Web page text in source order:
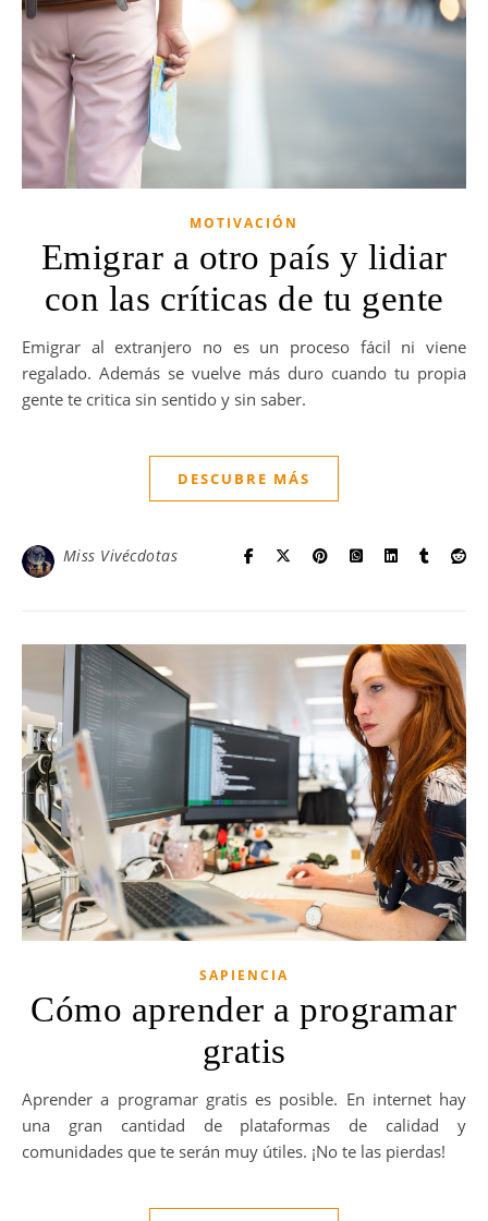
MOTIVACIÓN
Emigrar a otro país y lidiar
con las críticas de tu gente
Emigrar al extranjero no es un proceso fácil ni viene
regalado. Además se vuelve más duro cuando tu propia
gente te critica sin sentido y sin saber.
DESCUBRE MÁS
Miss Vivécdotas
SAPIENCIA
Cómo aprender a programar
gratis
Aprender a programar gratis es posible. En internet hay
una gran cantidad de plataformas de calidad y
comunidades que te serán muy útiles. ¡No te las pierdas!